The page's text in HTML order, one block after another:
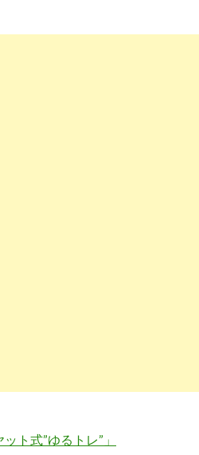
ト式”ゆるトレ”」